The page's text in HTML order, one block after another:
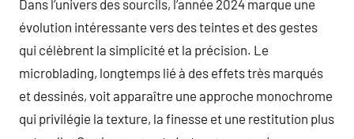
Dans l’univers des sourcils, l’année 2024 marque une
évolution intéressante vers des teintes et des gestes
qui célèbrent la simplicité et la précision. Le
microblading, longtemps lié à des effets très marqués
et dessinés, voit apparaître une approche monochrome
qui privilégie la texture, la finesse et une restitution plus